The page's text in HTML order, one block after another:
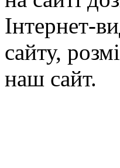
Інтернет-
сайту,
наш сайт.